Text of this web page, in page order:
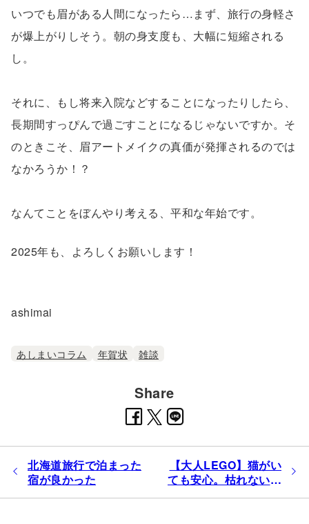
いつでも眉がある人間になったら…まず、旅行の身軽さ
が爆上がりしそう。朝の身支度も、大幅に短縮される
し。
それに、もし将来入院などすることになったりしたら、
長期間すっぴんで過ごすことになるじゃないですか。そ
のときこそ、眉アートメイクの真価が発揮されるのでは
なかろうか！？
なんてことをぼんやり考える、平和な年始です。
2025年も、よろしくお願いします！
ashimai⁡
あしまいコラム 年賀状 雑談
Share
北海道旅行で泊まった
宿が良かった
【大人LEGO】猫がい
ても安心。枯れない花
束